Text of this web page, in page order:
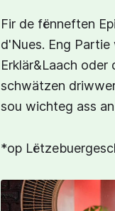
Fir de fënneften
d'Nues. Eng
Erklär&Laach oder
schwätzen
sou wichteg ass
*op